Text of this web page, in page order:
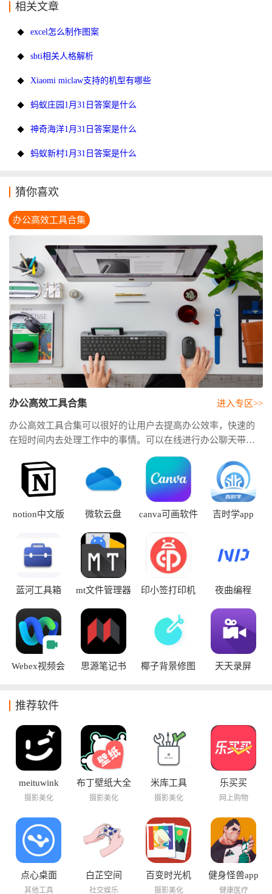
相关文章
excel怎么制作图案
sbti相关人格解析
Xiaomi miclaw支持的机型有哪些
蚂蚁庄园1月31日答案是什么
神奇海洋1月31日答案是什么
蚂蚁新村1月31日答案是什么
猜你喜欢
办公高效工具合集
办公高效工具合集
办公高效工具合集可以很好的让用户去提高办公效率，快速的
在短时间内去处理工作中的事情。可以在线进行办公聊天带来
最便捷的服务。合集里专门针对用户在办公中的效率办公神
器，只需要运用手机就可以操作进行使用。简直是自动写作神
器，创意文案、策划案、日报周报等等通通都能搞定，也很适
合文案工作者必备。专门的办公功能而且还可以进行上下班打
卡签到，也能够去记录考勤状态。
进入专区>>
notion中文版
微软云盘
canva可画软件 吉时学app
蓝河工具箱 mt文件管理器
印小签打印机
夜曲编程
Webex视频会
思源笔记书
椰子背景修图
天天录屏
推荐软件
meituwink
摄影美化
布丁壁纸大全
摄影美化
米库工具
摄影美化
乐买买
网上购物
点心桌面
其他工具
白芷空间
社交娱乐
百变时光机
摄影美化
健身怪兽app
健康医疗